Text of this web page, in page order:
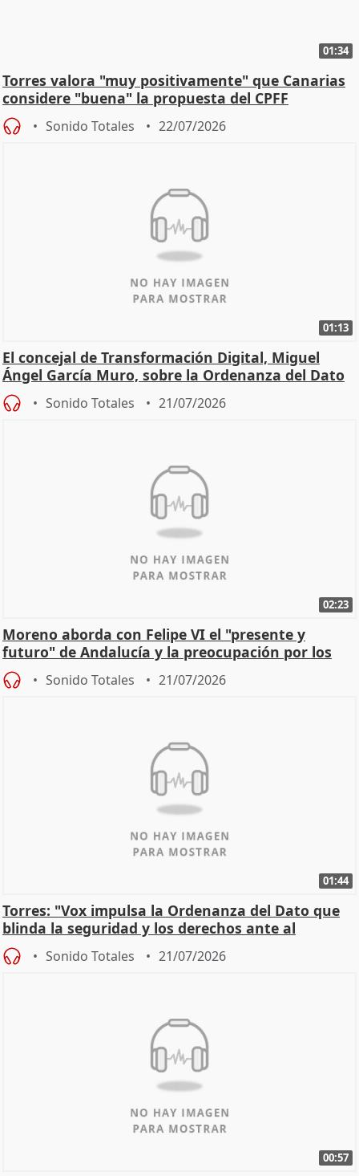
01:34
Torres valora "muy positivamente" que Canarias
considere "buena" la propuesta del CPFF
Sonido Totales 22/07/2026
01:13
El concejal de Transformación Digital, Miguel
Ángel García Muro, sobre la Ordenanza del Dato
Sonido Totales 21/07/2026
02:23
Moreno aborda con Felipe VI el "presente y
futuro" de Andalucía y la preocupación por los
incendios
Sonido Totales 21/07/2026
01:44
Torres: "Vox impulsa la Ordenanza del Dato que
blinda la seguridad y los derechos ante al
control"
Sonido Totales 21/07/2026
00:57